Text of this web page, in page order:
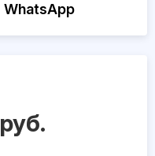
WhatsApp